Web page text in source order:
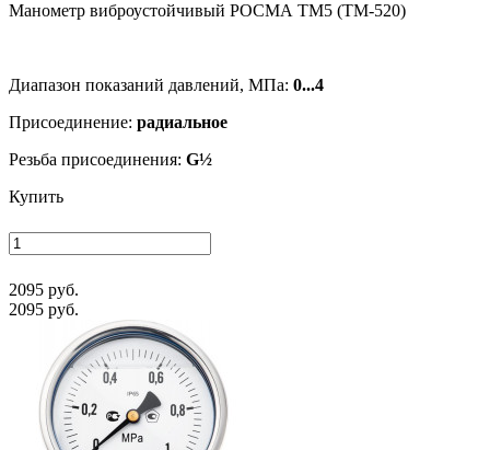
Манометр виб­ро­ус­той­чи­вый РОСМА ТМ5 (ТМ-520)
Диапазон показаний давлений, МПа: 0...4
Присоединение: радиальное
Резьба присоединения: G½
Купить
2095 руб.
2095 руб.